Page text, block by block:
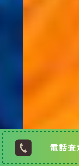
電話査